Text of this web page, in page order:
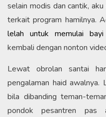
selain modis dan cantik,
terkait program hamilnya.
lelah untuk memulai bayi
kembali dengan nonton
Lewat obrolan santai
pengalaman haid
bila dibanding teman-
pondok pesantren pas